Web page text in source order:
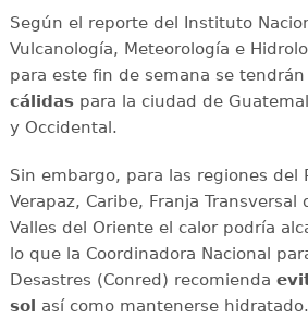
Según el reporte del Instituto
Vulcanología, Meteorología e
para este fin de semana se
cálidaspara la ciudad de
y Occidental.
Sin embargo, para las regiones del
Verapaz, Caribe, Franja
Valles del Oriente el calor podría
lo que la Coordinadora Nacional
Desastres (Conred) recomienda
sol
así como mantenerse hidratado.